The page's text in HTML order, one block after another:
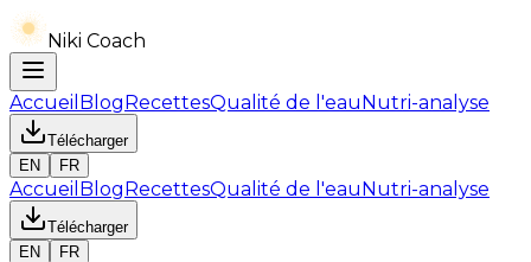
Niki Coach
Accueil BlogRecettesQualité de l'eauNutri-analyse
Télécharger
EN
FR
Accueil BlogRecettesQualité de l'eauNutri-analyse
Télécharger
EN
FR